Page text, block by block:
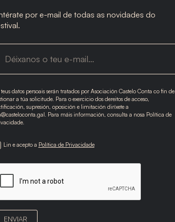
por e-mail de todas as novidades do
teus datos persoais serán tratados por Asociación Castelo Conta co fin de
a túa solicitude. Para o exercicio dos dereitos de acceso,
supresión, oposición e limitación diríxete a
Para máis información, consulta a nosa Política de
Lin e acepto a Política de Privacidade